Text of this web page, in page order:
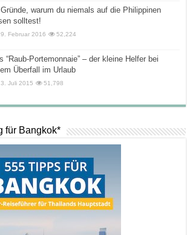
warum du niemals auf die Philippinen
solltest!
Februar 2016 52,224
“Raub-Portemonnaie” – der kleine Helfer bei
Überfall im Urlaub
Juli 2015 51,798
für Bangkok*